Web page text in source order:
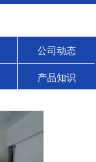
公司动态
产品知识